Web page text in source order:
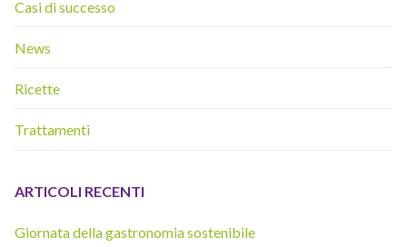
Casi di successo
News
Ricette
Trattamenti
ARTICOLI RECENTI
Giornata della gastronomia sostenibile